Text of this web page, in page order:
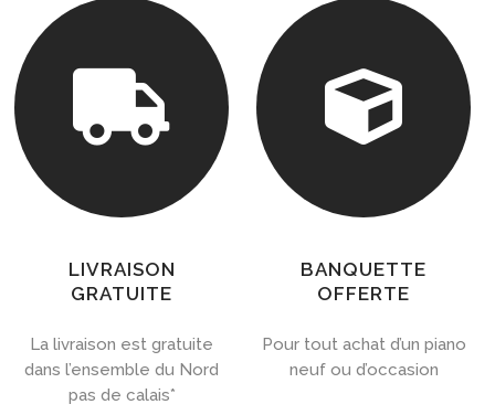

LIVRAISON
GRATUITE
La livraison est gratuite
dans l’ensemble du Nord
pas de calais*

BANQUETTE
OFFERTE
Pour tout achat d’un piano
neuf ou d’occasion